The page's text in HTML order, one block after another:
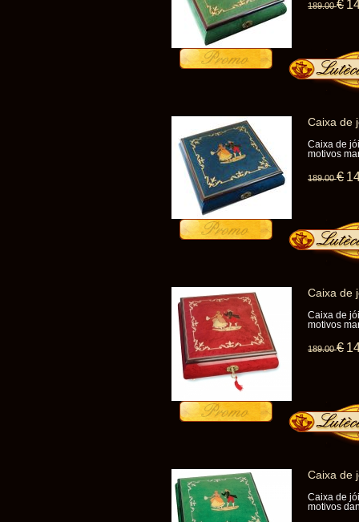
189.00 €
Caixa de
Caixa de
motivos
189.00 €
Caixa de
Caixa de
motivos
189.00 €
Caixa de
Caixa de
motivos